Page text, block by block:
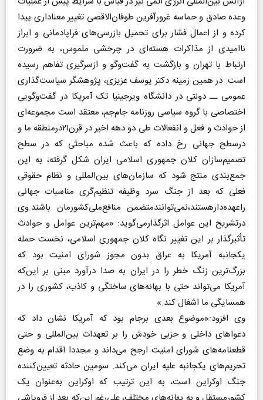
وعده صادق و حماسه غرورآفرین طوفان‌الاقصی تغییر معناداری پیدا
کرده و از اعمال فشار برای تحمیل بازرسی‌های فراپادمانی و ابراز
ناامیدی از مذاکرات هسته‌ای در چرخشی ملموس، به ضرورت
ارتباط با تهران و بازگشت به گفت‌وگو و ازسرگیری تفاهم رسیده
است. در همین زمینه دکتر یوسف عزیزی، پژوهشگر سیاست‌گذاری
عمومی ــ دولتی در دانشگاه ویرجینیا تک آمریکا در گفت‌وگویی
اختصاصی با گروه سیاسی روزنامه جام‌جم، معتقد است مجموعه‌ای
از حوادث و فعل و انفعالات طی دو دهه اخیر در قرن۲۱درمنطقه ما و
درسطح جهانی رخ داده که باعث شده مباحثی که در سطح
تصمیم‌سازان کلان جمهوری اسلامی ایران شکل گرفته، به این
جمع‌بندی منتج شود که سازمان‌های بین‌المللی و نظام حقوقی
فعلی که بعد از جنگ سرد وظیفه تنظیم‌گری مناسبات جهانی
راعهده‌دارهستند،نمی‌توانندمتضمن منافع‌ملی‌کشورمان باشند.وی
درتشریح این عوامل اثرگذارمی‌گوید: «مهم‌ترین عوامل و حوادث
تأثیرگذار بر این تغییر نگاه کلان جمهوری اسلامی، نخست حمله
یکجانبه آمریکا به عراق بدون مجوز شورای امنیت بود که
بزرگ‌ترین زنگ خطر را در ایران به صدا درآورد مبنی بر این‌که
آمریکا می‌تواند حتی با بهانه‌های ساختگی و کاذب، کشوری را در
همسایگی ما اشغال کند.»
وی افزود:«موضوع بعدی برجام بود که آمریکا نشان داد که
دعواهای داخلی و حزبی خودش را بر تعهدات بین‌المللی و حتی
قطعنامه‌های شورای امنیت ارجح می‌داند و مجددا اقدام به وضع
تحریم‌های یکجانبه علیه ایران می‌کند. سومین حادثه تعیین‌کننده
جنگ اوکراین است، به این ترتیب که اوکراین به‌عنوان یک